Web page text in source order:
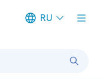
RU